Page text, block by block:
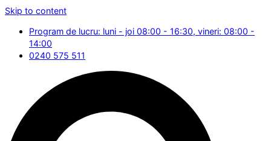
Skip to content
Program de lucru: luni - joi 08:00 - 16:30, vineri: 08:00 -
14:00
0240 575 511